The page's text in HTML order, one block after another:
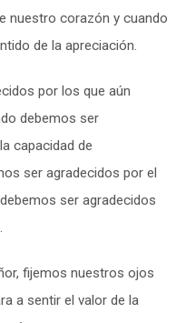
nuestro corazón y cuando
de la apreciación.
por los que aún
debemos ser
capacidad de
ser agradecidos por el
ser agradecidos
fijemos nuestros ojos
a sentir el valor de la